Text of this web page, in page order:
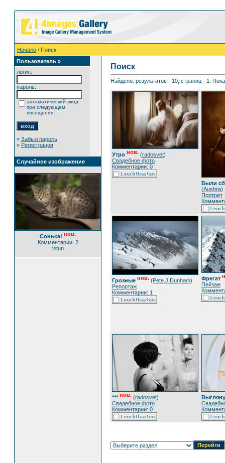
Начало / Поиск
Пользователь »
логин:
пароль:
автоматический вход
при следующем
посещении.
» Забыл пароль
» Регистрация
Случайное изображение
Сонька! нов.
Комментарии: 2
vitun
Поиск
Найдено: результатов - 10, страниц - 1.
Утро нов. (radosvet)
Свадебное фото
Комментарии: 0
Были
(Aushra)
Портрет
Грозные нов. (Pete.J.Dunham)
Репортаж
Комментарии: 1
Фрегат
Пейзаж
*** нов. (radosvet)
Свадебное фото
Комментарии: 0